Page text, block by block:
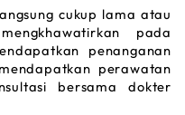
cukup lama atau
pada
penanganan
perawatan
bersama dokter